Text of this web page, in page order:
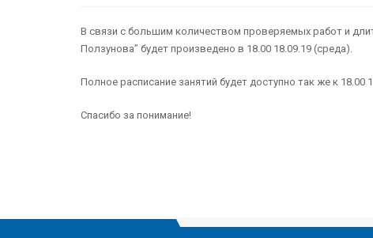
В связи с большим количеством проверяемых работ и
Ползунова” будет произведено в 18.00 18.09.19 (среда).
Полное расписание занятий будет доступно так же к 18.00
Спасибо за понимание!